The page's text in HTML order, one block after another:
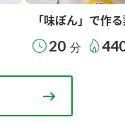
「味ぽん」で作
20 分